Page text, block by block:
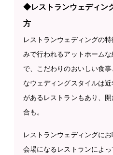
◆レストランウェディン
方
レストランウェディングの
みで行われるアットホーム
で、こだわりのおいしい食
なウェディングスタイルは
があるレストランもあり、
合も。
レストランウェディングに
会場になるレストランによっ